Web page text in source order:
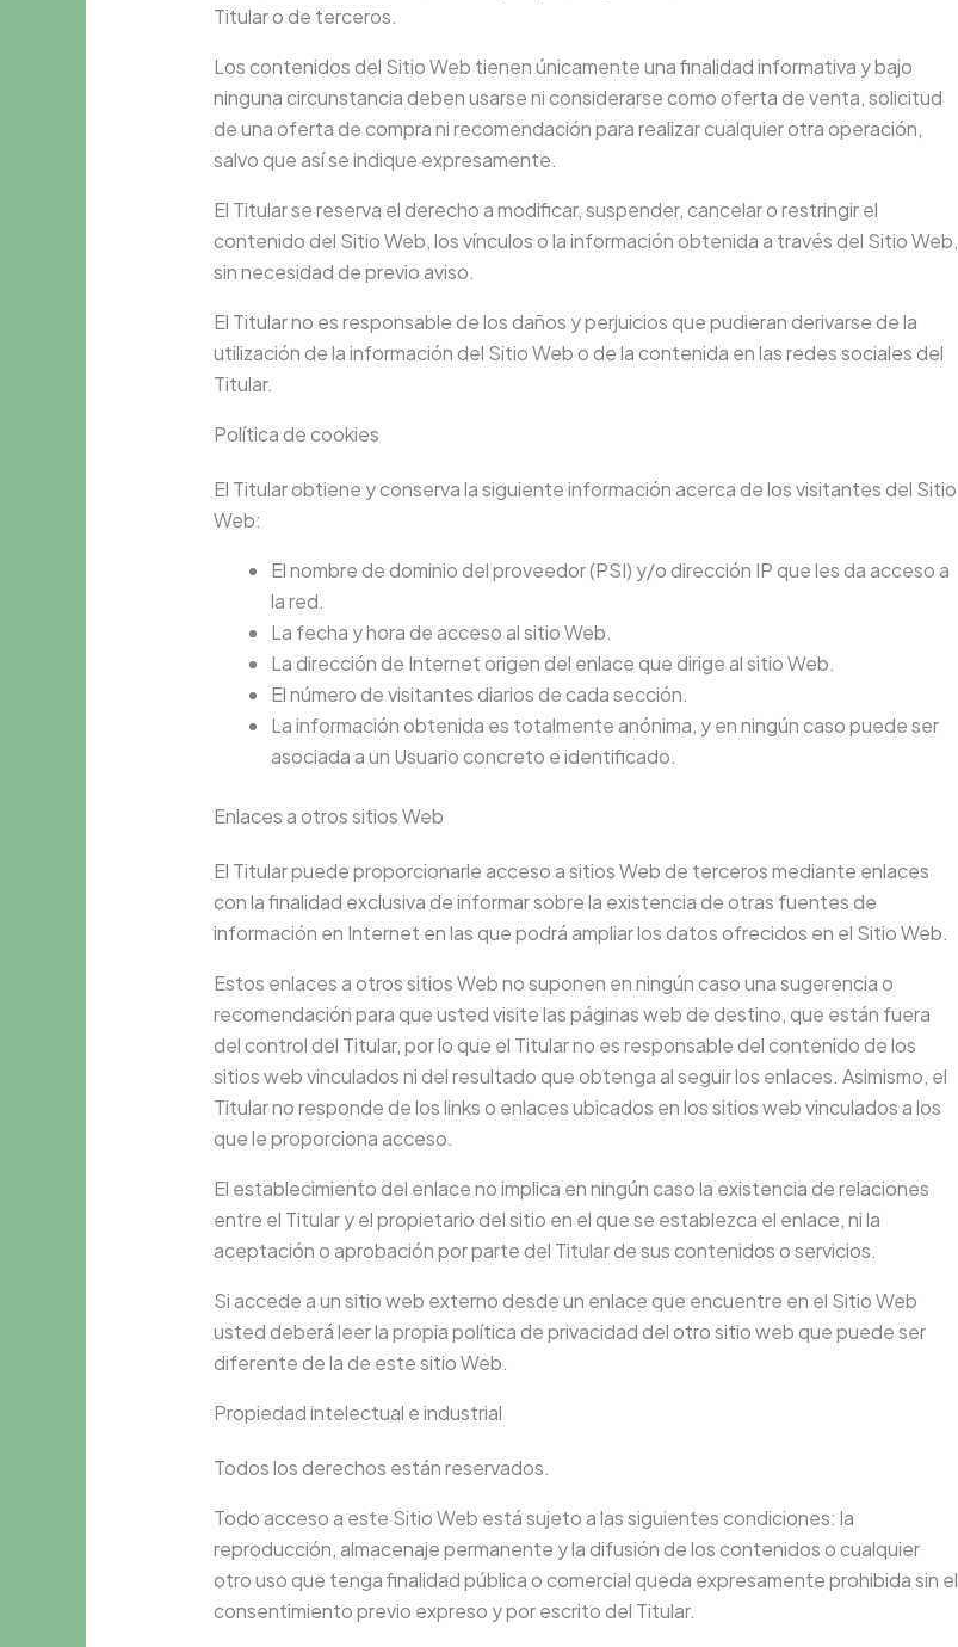
Titular o de terceros.
Los contenidos del Sitio Web tienen únicamente una finalidad informativa y bajo
ninguna circunstancia deben usarse ni considerarse como oferta de venta, solicitud
de una oferta de compra ni recomendación para realizar cualquier otra operación,
salvo que así se indique expresamente.
El Titular se reserva el derecho a modificar, suspender, cancelar o restringir el
contenido del Sitio Web, los vínculos o la información obtenida a través del Sitio Web,
sin necesidad de previo aviso.
El Titular no es responsable de los daños y perjuicios que pudieran derivarse de la
utilización de la información del Sitio Web o de la contenida en las redes sociales del
Titular.
Política de cookies
El Titular obtiene y conserva la siguiente información acerca de los visitantes del Sitio
Web:
El nombre de dominio del proveedor (PSI) y/o dirección IP que les da acceso a
la red.
La fecha y hora de acceso al sitio Web.
La dirección de Internet origen del enlace que dirige al sitio Web.
El número de visitantes diarios de cada sección.
La información obtenida es totalmente anónima, y en ningún caso puede ser
asociada a un Usuario concreto e identificado.
Enlaces a otros sitios Web
El Titular puede proporcionarle acceso a sitios Web de terceros mediante enlaces
con la finalidad exclusiva de informar sobre la existencia de otras fuentes de
información en Internet en las que podrá ampliar los datos ofrecidos en el Sitio Web.
Estos enlaces a otros sitios Web no suponen en ningún caso una sugerencia o
recomendación para que usted visite las páginas web de destino, que están fuera
del control del Titular, por lo que el Titular no es responsable del contenido de los
sitios web vinculados ni del resultado que obtenga al seguir los enlaces. Asimismo, el
Titular no responde de los links o enlaces ubicados en los sitios web vinculados a los
que le proporciona acceso.
El establecimiento del enlace no implica en ningún caso la existencia de relaciones
entre el Titular y el propietario del sitio en el que se establezca el enlace, ni la
aceptación o aprobación por parte del Titular de sus contenidos o servicios.
Si accede a un sitio web externo desde un enlace que encuentre en el Sitio Web
usted deberá leer la propia política de privacidad del otro sitio web que puede ser
diferente de la de este sitio Web.
Propiedad intelectual e industrial
Todos los derechos están reservados.
Todo acceso a este Sitio Web está sujeto a las siguientes condiciones: la
reproducción, almacenaje permanente y la difusión de los contenidos o cualquier
otro uso que tenga finalidad pública o comercial queda expresamente prohibida sin el
consentimiento previo expreso y por escrito del Titular.